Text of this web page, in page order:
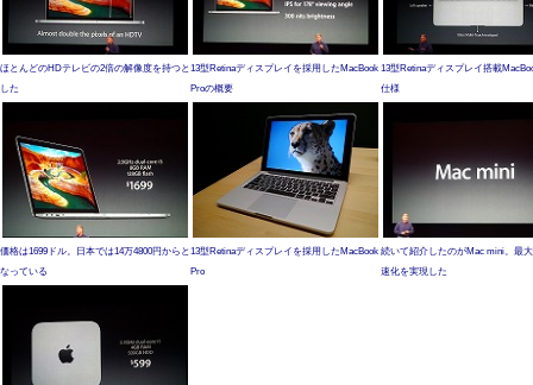
ほとんどのHDテレビの2倍の解像度を持つと
した
13型Retinaディスプレイを採用したMacBook
Proの概要
13型Retinaディスプレイ搭載
仕様
価格は1699ドル。日本では14万4800円からと
なっている
13型Retinaディスプレイを採用したMacBook
Pro
続いて紹介したのがMac mini。最
速化を実現した